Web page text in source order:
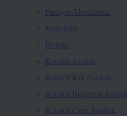
Faaliyet Alanlarımız
Makaleler
İletişim
Kocaeli Avukat
Kocaeli İcra Avukatı
Kocaeli Boşanma Avukatı
Kocaeli Ceza Avukatı